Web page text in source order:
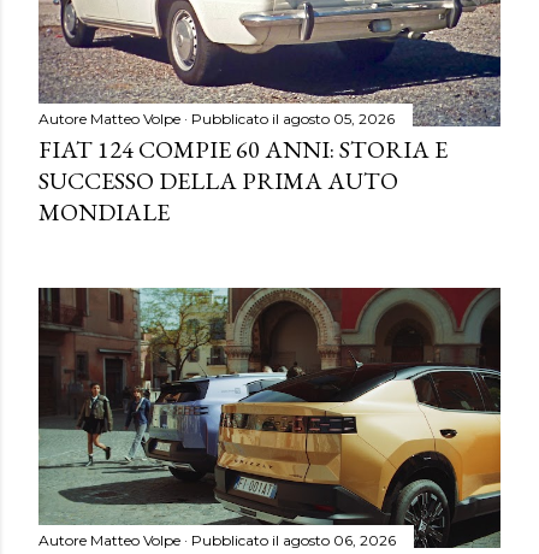
Autore Matteo Volpe Pubblicato il agosto 05, 2026
FIAT 124 COMPIE 60 ANNI: STORIA E
SUCCESSO DELLA PRIMA AUTO
MONDIALE
Autore Matteo Volpe Pubblicato il agosto 06, 2026